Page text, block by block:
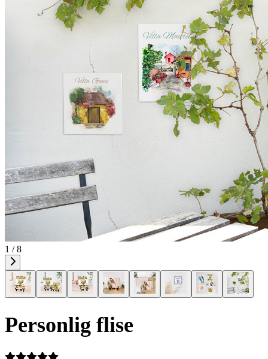
1 / 8
Personlig flise